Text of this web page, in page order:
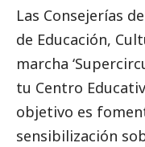
Las Consejerías
de Educación,
marcha
tu Centro
objetivo es
sensibilización